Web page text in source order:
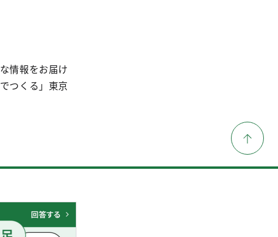
情報をお届け
つくる」東京